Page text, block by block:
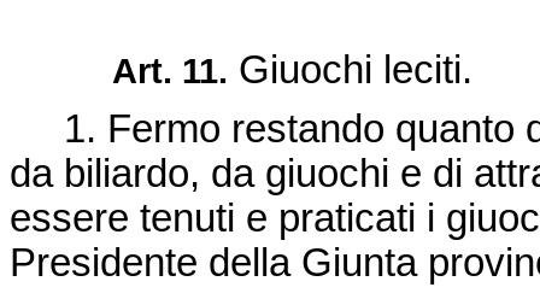
Art. 11. Giuochi leciti.
1. Fermo restando quanto
da biliardo, da giuochi e di
essere tenuti e praticati i
Presidente della Giunta